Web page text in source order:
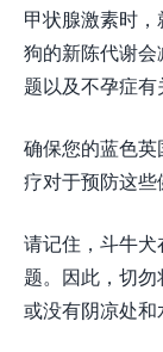
甲状腺激素时
狗的新陈代谢
题以及不孕症有
确保您的蓝色
疗对于预防这些
请记住，斗牛
题。因此，切
或没有阴凉处和